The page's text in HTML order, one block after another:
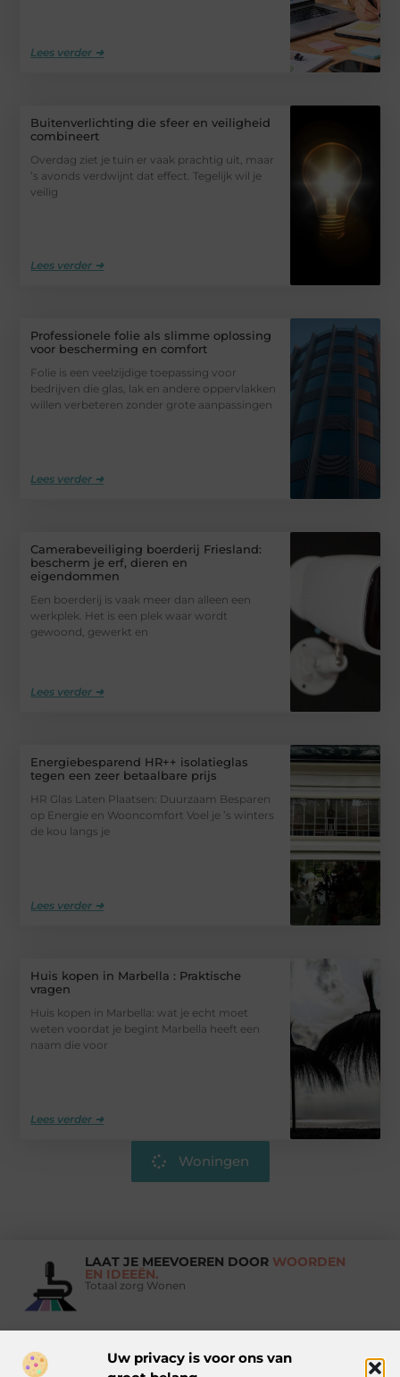
Uw privacy is voor ons van
Lees verder ➜
Buitenverlichting die sfeer en veiligheid
combineert
Overdag ziet je tuin er vaak prachtig uit, maar
’s avonds verdwijnt dat effect. Tegelijk wil je
veilig
Lees verder ➜
Professionele folie als slimme oplossing
voor bescherming en comfort
Folie is een veelzijdige toepassing voor
bedrijven die glas, lak en andere oppervlakken
willen verbeteren zonder grote aanpassingen
Lees verder ➜
Camerabeveiliging boerderij Friesland:
bescherm je erf, dieren en
eigendommen
Een boerderij is vaak meer dan alleen een
werkplek. Het is een plek waar wordt
gewoond, gewerkt en
Lees verder ➜
Energiebesparend HR++ isolatieglas
tegen een zeer betaalbare prijs
HR Glas Laten Plaatsen: Duurzaam Besparen
op Energie en Wooncomfort Voel je ’s winters
de kou langs je
Lees verder ➜
Huis kopen in Marbella : Praktische
vragen
Huis kopen in Marbella: wat je echt moet
weten voordat je begint Marbella heeft een
naam die voor
Lees verder ➜
Woningen
LAAT JE MEEVOEREN DOOR WOORDEN
EN IDEEËN.
Totaal zorg Wonen
Vind Ons Hier :